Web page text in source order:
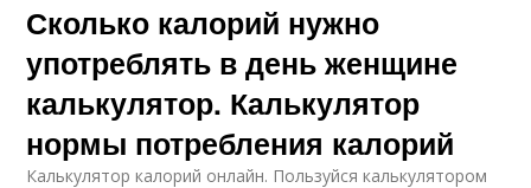
Сколько калорий нужно
употреблять в день женщине
калькулятор. Калькулятор
нормы потребления калорий
Калькулятор калорий онлайн. Пользуйся калькулятором